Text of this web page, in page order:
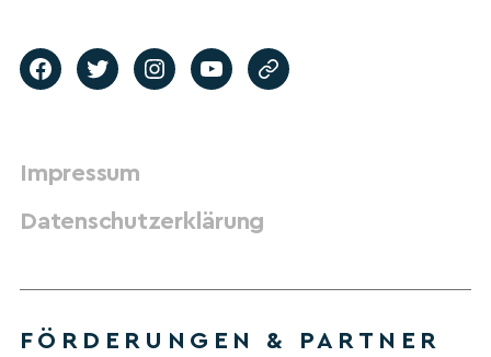
Impressum
Datenschutzerklärung
FÖRDERUNGEN & PARTNER